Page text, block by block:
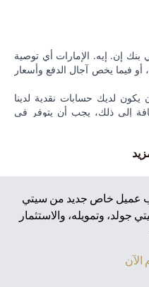
بنك إن. إيه. الإمارات أي توصية
أو فيما يخص آجال الدفع وأسعار
لديك حسابات نقدية لدينا
إلى ذلك، يجب أن يتوفر في
على جميع الطلبات لصالح
لك قبل تقديم الطلب.
مراعاة الحد الأدنى من "هامش
يجب أن يكون نسبة مئوية دنيا
وقت تقديم الطلب). إذا قمت
سعر المراقبة الجديد الذي
عميل خاص جديد من سيتي
وتمويله، والاستثمار
الآن